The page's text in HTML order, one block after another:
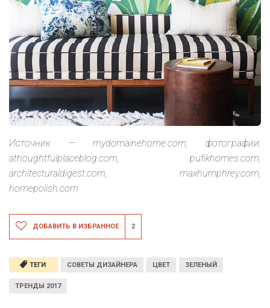
Источник — mydomainehome.com, фотографии:
athoughtfulplaceblog.com, pufikhomes.com,
architecturaldigest.com, maxhumphrey.com,
homepolish.com
ДОБАВИТЬ В ИЗБРАННОЕ 2
ТЕГИ СОВЕТЫ ДИЗАЙНЕРА ЦВЕТ ЗЕЛЕНЫЙ
ТРЕНДЫ 2017